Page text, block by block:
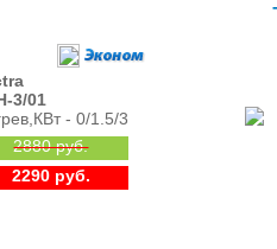
3/01
- 0/1.5/3
2880 руб.
2290 руб.